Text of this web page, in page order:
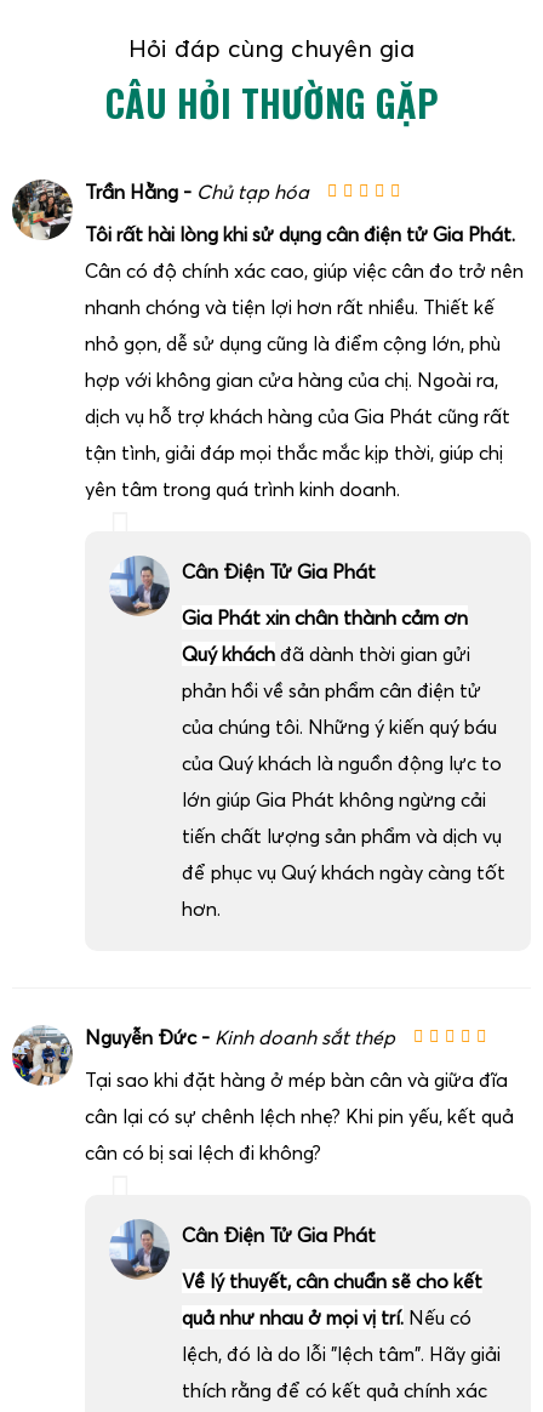
Hỏi đáp cùng chuyên gia
CÂU HỎI THƯỜNG GẶP
Trần Hằng - Chủ tạp hóa
Tôi rất hài lòng khi sử dụng cân điện tử Gia Phát.
Cân có độ chính xác cao, giúp việc cân đo trở nên
nhanh chóng và tiện lợi hơn rất nhiều. Thiết kế
nhỏ gọn, dễ sử dụng cũng là điểm cộng lớn, phù
hợp với không gian cửa hàng của chị. Ngoài ra,
dịch vụ hỗ trợ khách hàng của Gia Phát cũng rất
tận tình, giải đáp mọi thắc mắc kịp thời, giúp chị
yên tâm trong quá trình kinh doanh.
Cân Điện Tử Gia Phát
Gia Phát xin chân thành cảm ơn
Quý khách đã dành thời gian gửi
phản hồi về sản phẩm cân điện tử
của chúng tôi. Những ý kiến quý báu
của Quý khách là nguồn động lực to
lớn giúp Gia Phát không ngừng cải
tiến chất lượng sản phẩm và dịch vụ
để phục vụ Quý khách ngày càng tốt
hơn.
Nguyễn Đức - Kinh doanh sắt thép
Tại sao khi đặt hàng ở mép bàn cân và giữa đĩa
cân lại có sự chênh lệch nhẹ? Khi pin yếu, kết quả
cân có bị sai lệch đi không?
Cân Điện Tử Gia Phát
Về lý thuyết, cân chuẩn sẽ cho kết
quả như nhau ở mọi vị trí. Nếu có
lệch, đó là do lỗi "lệch tâm". Hãy giải
thích rằng để có kết quả chính xác